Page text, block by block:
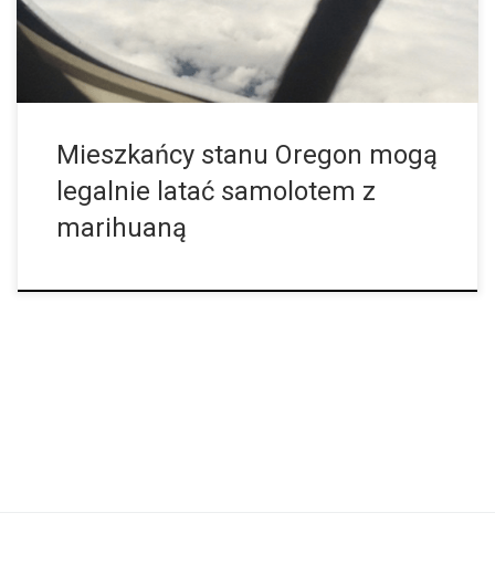
Mieszkańcy stanu Oregon mogą
legalnie latać samolotem z
marihuaną